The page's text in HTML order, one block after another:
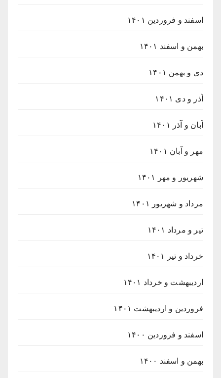
اسفند و فروردین ۱۴۰۱
بهمن و اسفند ۱۴۰۱
دی و بهمن ۱۴۰۱
آذر و دی ۱۴۰۱
آبان و آذر ۱۴۰۱
مهر و آبان ۱۴۰۱
شهریور و مهر ۱۴۰۱
مرداد و شهریور ۱۴۰۱
تیر و مرداد ۱۴۰۱
خرداد و تیر ۱۴۰۱
اردیبهشت و خرداد ۱۴۰۱
فروردین و اردیبهشت ۱۴۰۱
اسفند و فروردین ۱۴۰۰
بهمن و اسفند ۱۴۰۰